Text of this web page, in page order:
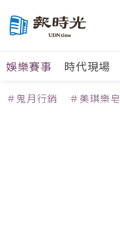
娛樂賽事 時代現場
＃鬼月行銷 ＃美琪樂皂